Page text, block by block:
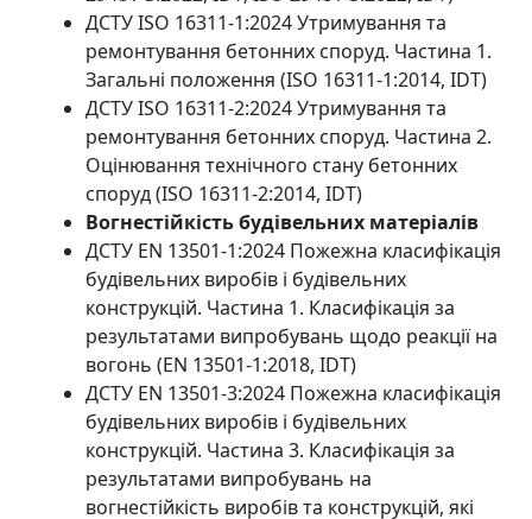
ДСТУ ISO 16311-1:2024 Утримування та
ремонтування бетонних споруд. Частина 1.
Загальні положення (ISO 16311-1:2014, IDT)
ДСТУ ISO 16311-2:2024 Утримування та
ремонтування бетонних споруд. Частина 2.
Оцінювання технічного стану бетонних
споруд (ISO 16311-2:2014, IDT)
Вогнестійкість будівельних матеріалів
ДСТУ EN 13501-1:2024 Пожежна класифікація
будівельних виробів і будівельних
конструкцій. Частина 1. Класифікація за
результатами випробувань щодо реакції на
вогонь (EN 13501-1:2018, IDT)
ДСТУ EN 13501-3:2024 Пожежна класифікація
будівельних виробів і будівельних
конструкцій. Частина 3. Класифікація за
результатами випробувань на
вогнестійкість виробів та конструкцій, які